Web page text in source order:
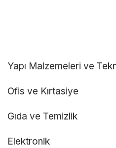
Yapı Malzemeleri ve
Ofis ve Kırtasiye
Gıda ve Temizlik
Elektronik